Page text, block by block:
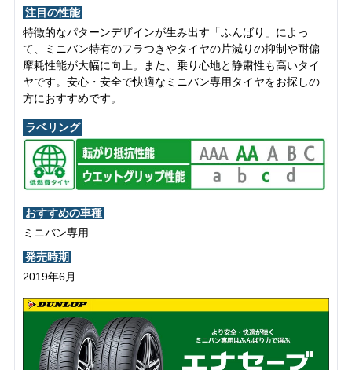
注目の性能
特徴的なパターンデザインが生み出す「ふんばり」によっ
て、ミニバン特有のフラつきやタイヤの片減りの抑制や耐偏
摩耗性能が大幅に向上。また、乗り心地と静粛性も高いタイ
ヤです。安心・安全で快適なミニバン専用タイヤをお探しの
方におすすめです。
ラベリング
おすすめの車種
ミニバン専用
発売時期
2019年6月